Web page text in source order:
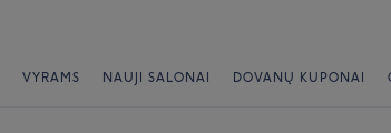
VYRAMS NAUJI SALONAI DOVANŲ KUPONAI